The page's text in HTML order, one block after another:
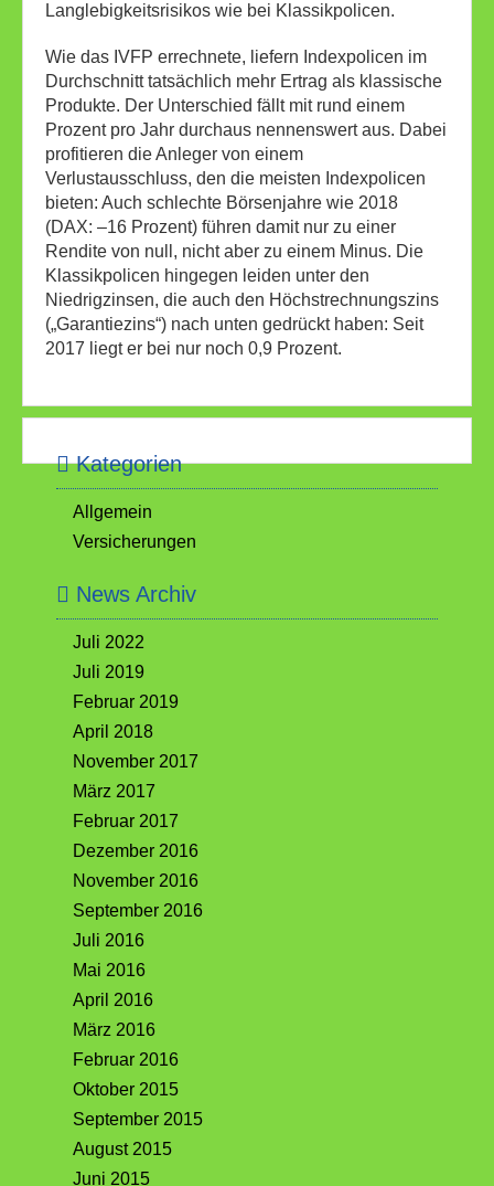
Langlebigkeitsrisikos wie bei Klassikpolicen.
Wie das IVFP errechnete, liefern Indexpolicen im
Durchschnitt tatsächlich mehr Ertrag als klassische
Produkte. Der Unterschied fällt mit rund einem
Prozent pro Jahr durchaus nennenswert aus. Dabei
profitieren die Anleger von einem
Verlustausschluss, den die meisten Indexpolicen
bieten: Auch schlechte Börsenjahre wie 2018
(DAX: –16 Prozent) führen damit nur zu einer
Rendite von null, nicht aber zu einem Minus. Die
Klassikpolicen hingegen leiden unter den
Niedrigzinsen, die auch den Höchstrechnungszins
(„Garantiezins“) nach unten gedrückt haben: Seit
2017 liegt er bei nur noch 0,9 Prozent.
Kategorien
Allgemein
Versicherungen
News Archiv
Juli 2022
Juli 2019
Februar 2019
April 2018
November 2017
März 2017
Februar 2017
Dezember 2016
November 2016
September 2016
Juli 2016
Mai 2016
April 2016
März 2016
Februar 2016
Oktober 2015
September 2015
August 2015
Juni 2015